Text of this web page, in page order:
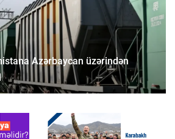
Azərbaycan üzərindən